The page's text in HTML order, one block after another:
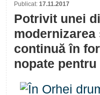
Publicat: 17.11.2017
Potrivit unei
continuă în
nopate